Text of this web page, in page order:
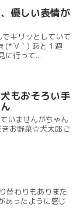
優しい表情が
キリッとしていて
(*´∀｀) あと１週
に行って...
もおそろい手
いませんがちゃん
きお野菜☆犬太郎ご
替わりもありまた
あったように感じ